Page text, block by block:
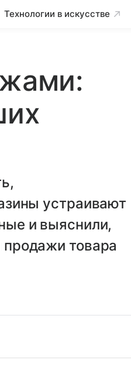
Технологии в искусстве
устраивают
и выяснили,
товара